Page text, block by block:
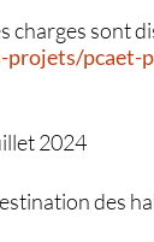
charges sont
pcaet-
2024
des